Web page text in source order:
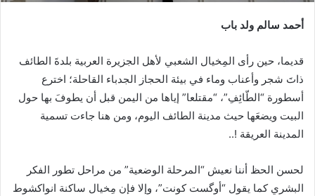
أحمد سالم ولد باب
قديما، حين رأى المِخيال الشعبي لأهل الجزيرة العربية بلدةَ الطائف
ذاتَ شجر وأعناب وماء في بيئة الحجاز الجدباء القاحلة؛ اخترع
أسطورة “الطّائِفِ”، “مقتلعا” إياها من اليمن قبل أن يطوفَ بها حول
البيت ويضعَها حيث مدينة الطائف اليوم، ومن هنا جاءت تسمية
المدينة العريقة !..
لحسن الحظ أننا نعيش “المرحلة الوضعية” من مراحل تطور الفكر
البشري كما يقول “أوگست كونت”، وإلا فإن مِخيال ساكنة انواكشوط